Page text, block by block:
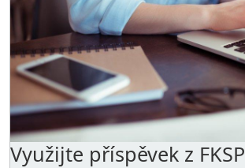
Využijte příspěvek z FKSP